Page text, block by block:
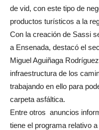
de vid, con este tipo de
productos turísticos a la
Con la creación de Sassi
a Ensenada, destacó el
Miguel Aguiñaga
infraestructura de los
trabajando en ello para
carpeta asfáltica.
Entre otros anuncios
tiene el programa relativo